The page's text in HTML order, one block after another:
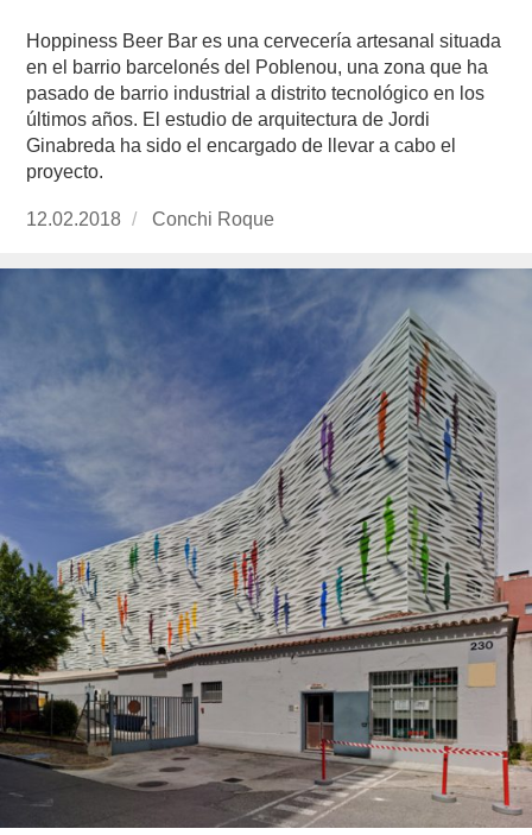
Hoppiness Beer Bar es una cervecería artesanal situada
en el barrio barcelonés del Poblenou, una zona que ha
pasado de barrio industrial a distrito tecnológico en los
últimos años. El estudio de arquitectura de Jordi
Ginabreda ha sido el encargado de llevar a cabo el
proyecto.
Publicado
12.02.2018
https://www.experimenta.es/author/conchi-
Conchi Roque